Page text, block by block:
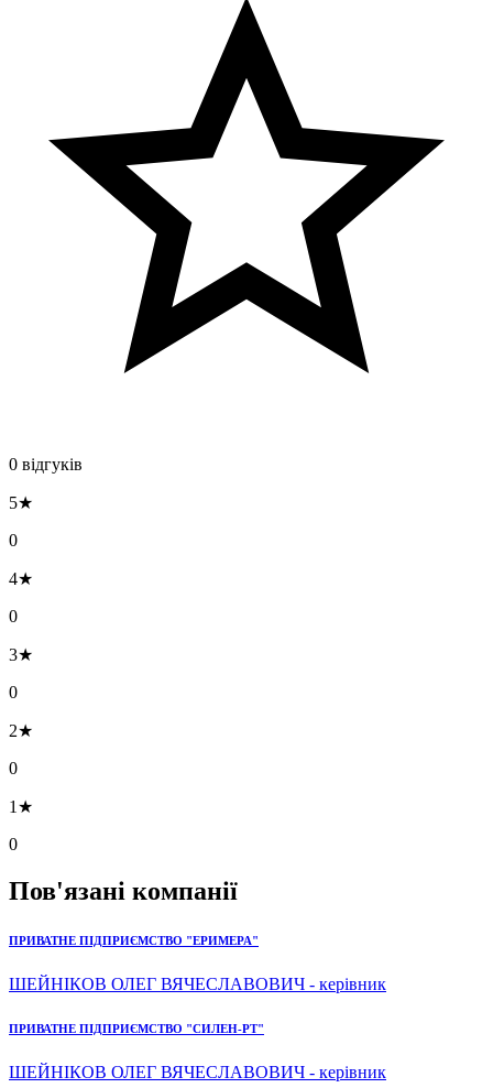
0 відгуків
5★
0
4★
0
3★
0
2★
0
1★
0
Пов'язані компанії
ПРИВАТНЕ ПІДПРИЄМСТВО "ЕРИМЕРА"
ШЕЙНІКОВ ОЛЕГ ВЯЧЕСЛАВОВИЧ - керівник
ПРИВАТНЕ ПІДПРИЄМСТВО "СИЛЕН-РТ"
ШЕЙНІКОВ ОЛЕГ ВЯЧЕСЛАВОВИЧ - керівник